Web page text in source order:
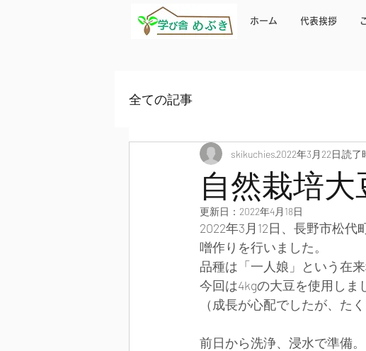
ホーム 代表挨拶
全ての記事
自然栽培大
skikuchies2022年3月22日読了
更新日： 2022年4月18日
2022年3月12日、長野市松代
噌作りを行いました。
品種は「一人娘」という在来
今回は4kgの大豆を使用しま
（成長が心配でしたが、た
前日から洗浄、浸水で準備